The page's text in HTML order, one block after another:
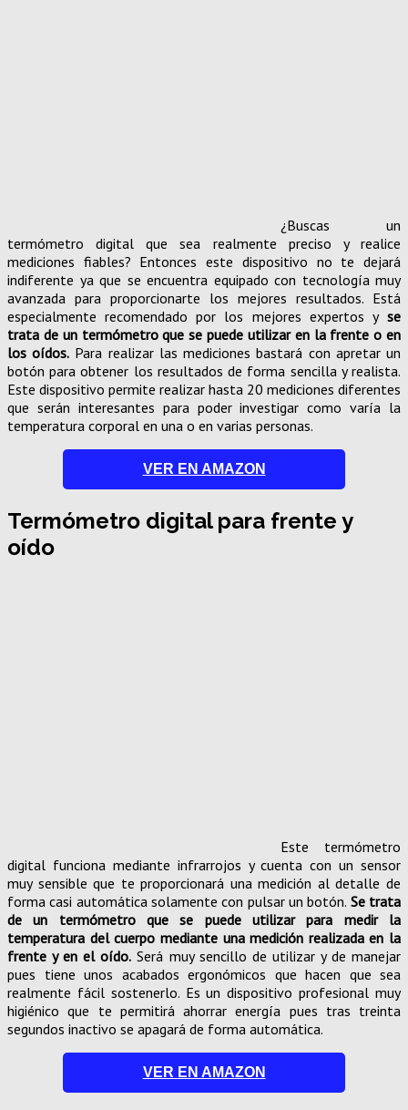
¿Buscas un
termómetro digital que sea realmente preciso y realice
mediciones fiables? Entonces este dispositivo no te dejará
indiferente ya que se encuentra equipado con tecnología muy
avanzada para proporcionarte los mejores resultados. Está
especialmente recomendado por los mejores expertos yse
trata de un termómetro que se puede utilizar en la frente o en
los oídos. Para realizar las mediciones bastará con apretar un
botón para obtener los resultados de forma sencilla y realista.
Este dispositivo permite realizar hasta 20 mediciones diferentes
que serán interesantes para poder investigar como varía la
temperatura corporal en una o en varias personas.
VER EN AMAZON
Termómetro digital para frente y
oído
Este termómetro
digital funciona mediante infrarrojos y cuenta con un sensor
muy sensible que te proporcionará una medición al detalle de
forma casi automática solamente con pulsar un botón. Se trata
de un termómetro que se puede utilizar para medir la
temperatura del cuerpo mediante una medición realizada en la
frente y en el oído. Será muy sencillo de utilizar y de manejar
pues tiene unos acabados ergonómicos que hacen que sea
realmente fácil sostenerlo. Es un dispositivo profesional muy
higiénico que te permitirá ahorrar energía pues tras treinta
segundos inactivo se apagará de forma automática.
VER EN AMAZON